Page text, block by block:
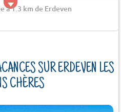
à 1.3 km de Erdeven
SUR ERDEVEN LES
CHÈRES